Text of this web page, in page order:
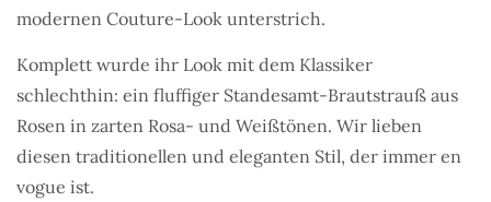
modernen Couture-Look unterstrich.
Komplett wurde ihr Look mit dem Klassiker
schlechthin: ein fluffiger Standesamt-Brautstrauß aus
Rosen in zarten Rosa- und Weißtönen. Wir lieben
diesen traditionellen und eleganten Stil, der immer en
vogue ist.